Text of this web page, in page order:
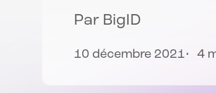
Par BigID
10 décembre 2021 4